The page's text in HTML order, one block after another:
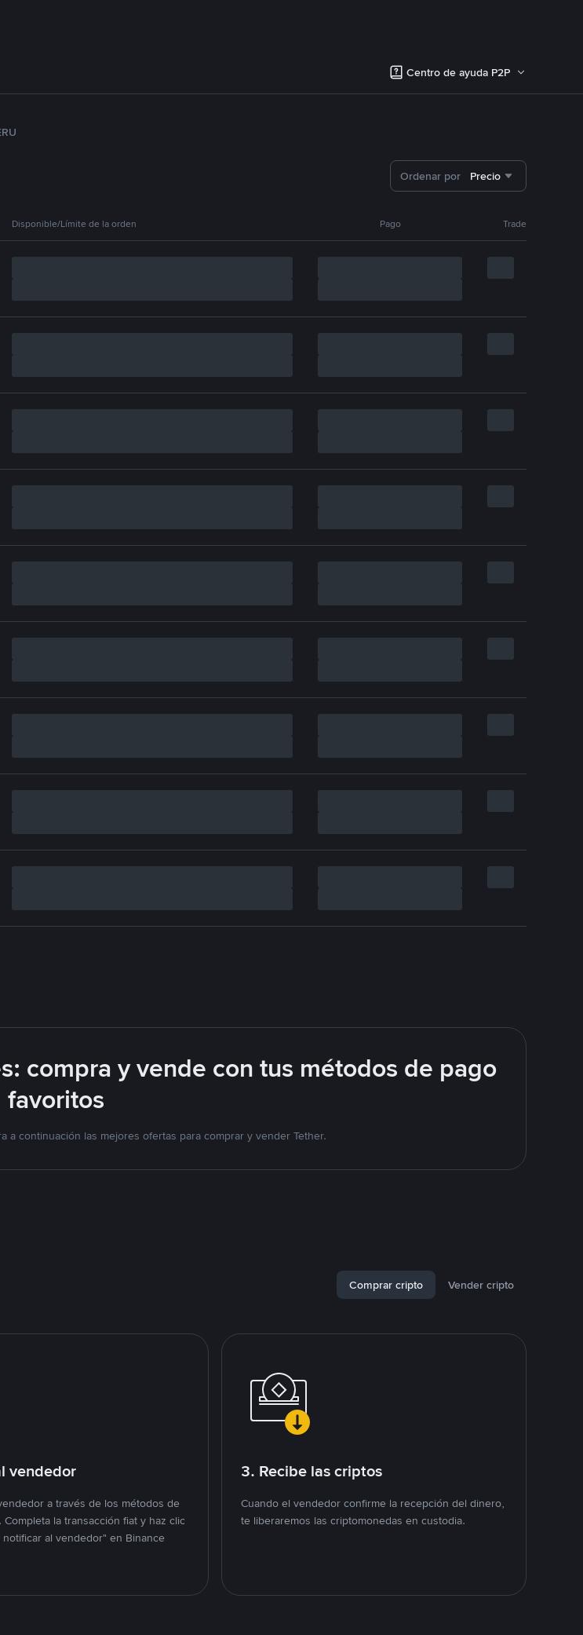
Centro de ayuda P2P
U
Ordenar por Precio
Disponible/Límite de la orden Pago Trade
compra y vende con tus métodos de pago
favoritos
a continuación las mejores ofertas para comprar y vender Tether.
Comprar cripto Vender cripto
vendedor
a través de los métodos de
la transacción fiat y haz clic
al vendedor" en Binance
3. Recibe las criptos
Cuando el vendedor confirme la recepción del dinero,
te liberaremos las criptomonedas en custodia.